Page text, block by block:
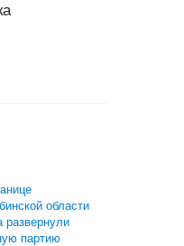
области
развернули
партию